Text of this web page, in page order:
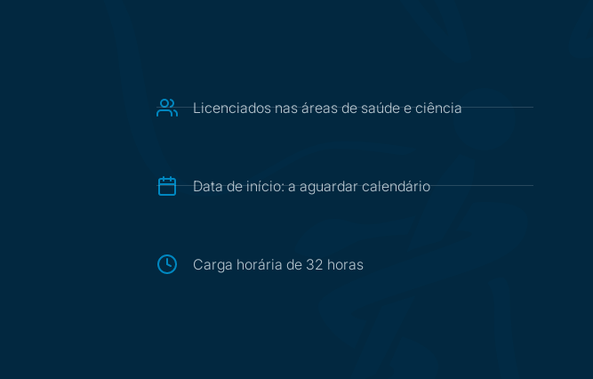
Licenciados nas áreas de saúde e ciência
Data de início: a aguardar calendário
Carga horária de 32 horas